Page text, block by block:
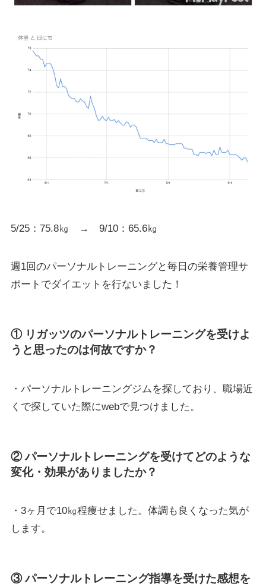
5/25：75.8㎏ → 9/10：65.6㎏
週1回のパーソナルトレーニングと毎日の栄養管理サ
ポートでダイエットを行ないました！
① リガッツのパーソナルトレーニングを受けよ
うと思ったのは何故ですか？
・パーソナルトレーニングジムを探しており、職場近
くで探していた際にwebで見つけました。
② パーソナルトレーニングを受けてどのような
変化・効果がありましたか？
・3ヶ月で10㎏程痩せました。体調も良くなった気が
します。
③ パーソナルトレーニング指導を受けた感想を